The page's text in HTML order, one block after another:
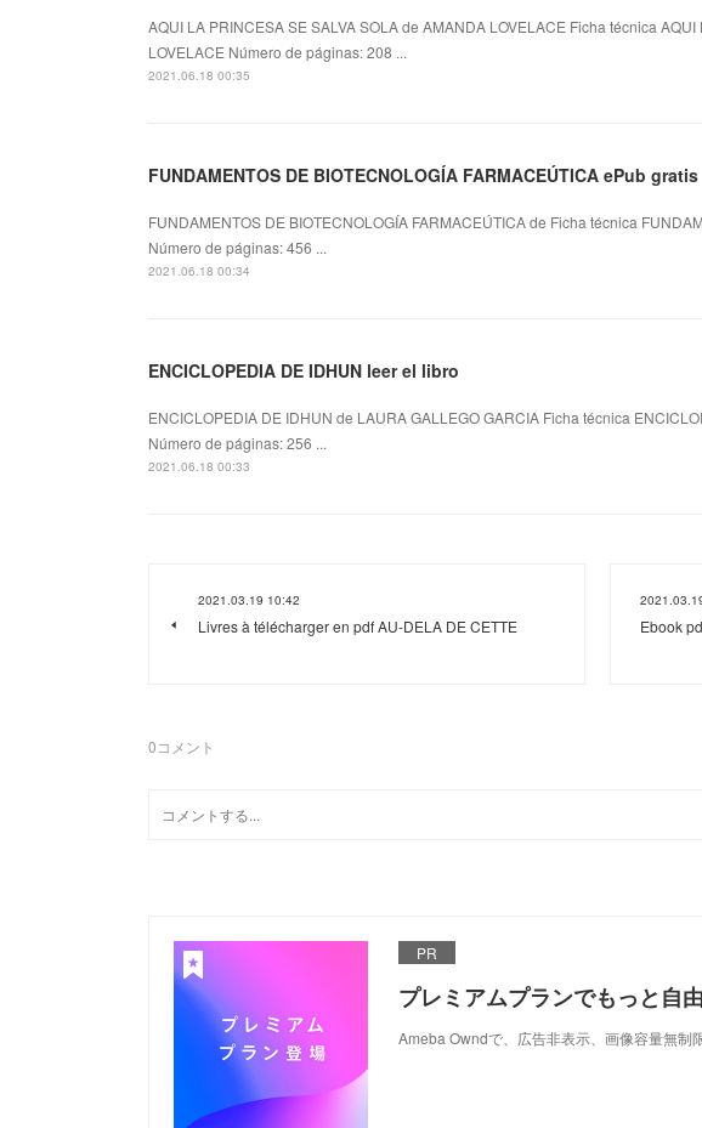
AQUI LA PRINCESA SE SALVA SOLA de AMANDA LOVELACE Ficha técnica
LOVELACE Número de páginas: 208 ...
2021.06.18 00:35
FUNDAMENTOS DE BIOTECNOLOGÍA FARMACEÚTICA ePub gratis
FUNDAMENTOS DE BIOTECNOLOGÍA FARMACEÚTICA de Ficha técnica
Número de páginas: 456 ...
2021.06.18 00:34
ENCICLOPEDIA DE IDHUN leer el libro
ENCICLOPEDIA DE IDHUN de LAURA GALLEGO GARCIA Ficha técnica
Número de páginas: 256 ...
2021.06.18 00:33
2021.03.19 10:42
Livres à télécharger en pdf AU-DELA DE CETTE Ebook
0コメント
PR
プレミアムプランでもっと自
Ameba Owndで、広告非表示、画像容量無制